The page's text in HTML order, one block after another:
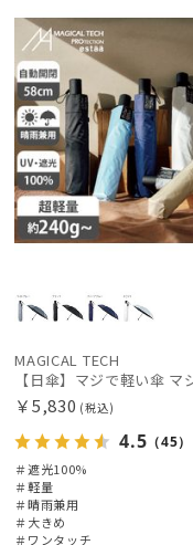
MAGICAL TECH
￥5,830 (税込)
4.5 （45）
＃遮光100%
＃軽量
＃晴雨兼用
＃大きめ
＃ワンタッチ